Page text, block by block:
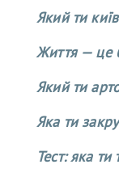
Який ти
Життя — це
Який ти
Яка ти
Тест: яка